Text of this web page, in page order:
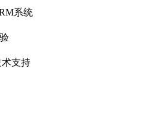
系统
支持